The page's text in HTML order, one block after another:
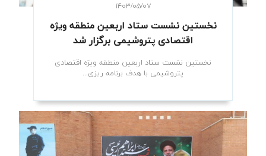
۱۴۰۳/۰۵/۰۷
نخستین نشست ستاد اربعین منطقه ویژه
اقتصادی پتروشیمی برگزار شد
نخستین نشست ستاد اربعین منطقه ویژه اقتصادی
پتروشیمی با هدف برنامه ریزی...